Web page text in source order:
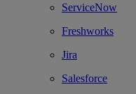
ServiceNow
Freshworks
Jira
Salesforce